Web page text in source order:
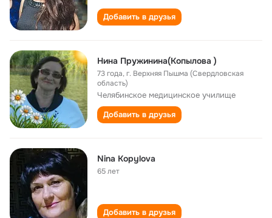
Добавить в друзья
Нина Пружинина(Копылова )
73 года,г. Верхняя Пышма (Свердловская
область)
Челябинское медицинское училище
Добавить в друзья
Nina Kopylova
65 лет
Добавить в друзья